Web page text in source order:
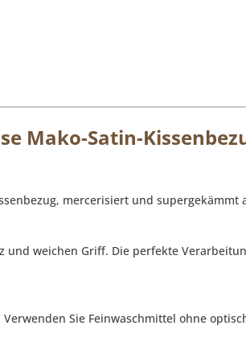
Mako-Satin-
mercerisiert und supergekämmt
und weichen Griff. Die perfekte
Sie Feinwaschmittel ohne